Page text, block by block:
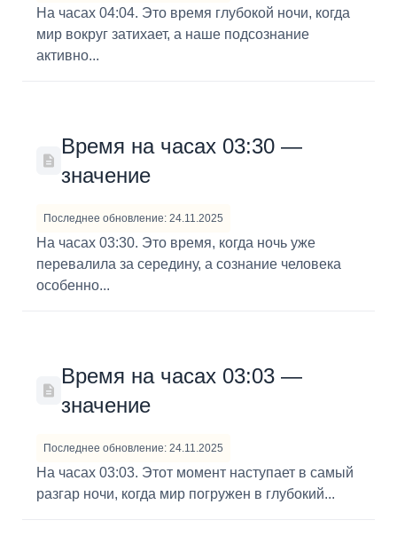
На часах 04:04. Это время глубокой ночи, когда
мир вокруг затихает, а наше подсознание
активно...
Время на часах 03:30 —
значение
Последнее обновление: 24.11.2025
На часах 03:30. Это время, когда ночь уже
перевалила за середину, а сознание человека
особенно...
Время на часах 03:03 —
значение
Последнее обновление: 24.11.2025
На часах 03:03. Этот момент наступает в самый
разгар ночи, когда мир погружен в глубокий...